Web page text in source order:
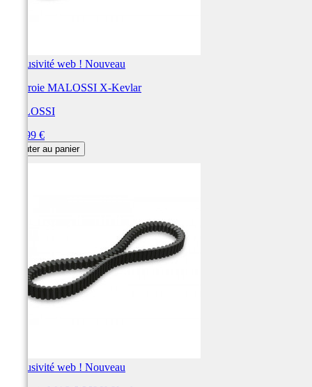
Exclusivité web ! Nouveau
Courroie MALOSSI X-Kevlar
MALOSSI
211,99 €
Ajouter au panier
Exclusivité web ! Nouveau